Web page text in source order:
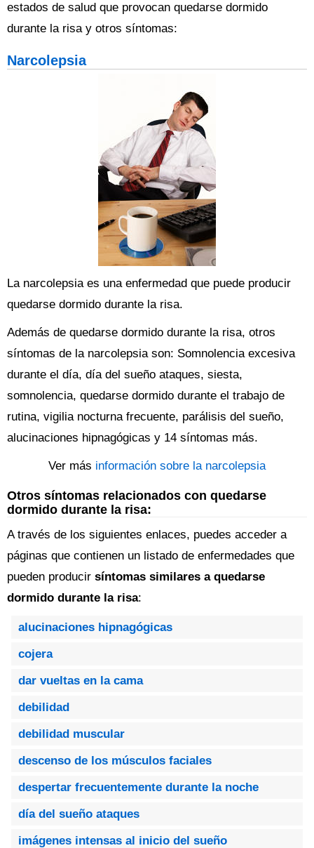
estados de salud que provocan quedarse dormido
durante la risa y otros síntomas:
Narcolepsia
La narcolepsia es una enfermedad que puede producir
quedarse dormido durante la risa.
Además de quedarse dormido durante la risa, otros
síntomas de la narcolepsia son: Somnolencia excesiva
durante el día, día del sueño ataques, siesta,
somnolencia, quedarse dormido durante el trabajo de
rutina, vigilia nocturna frecuente, parálisis del sueño,
alucinaciones hipnagógicas y 14 síntomas más.
Ver más información sobre la narcolepsia
Otros síntomas relacionados con quedarse
dormido durante la risa:
A través de los siguientes enlaces, puedes acceder a
páginas que contienen un listado de enfermedades que
pueden producir síntomas similares a quedarse
dormido durante la risa:
alucinaciones hipnagógicas
cojera
dar vueltas en la cama
debilidad
debilidad muscular
descenso de los músculos faciales
despertar frecuentemente durante la noche
día del sueño ataques
imágenes intensas al inicio del sueño